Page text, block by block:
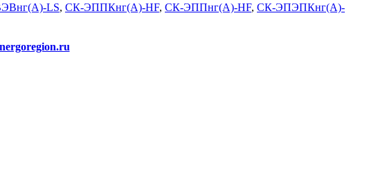
LS, СК-ЭППКнг(А)-HF, СК-ЭППнг(А)-HF,СК-ЭПЭПКнг(А)-